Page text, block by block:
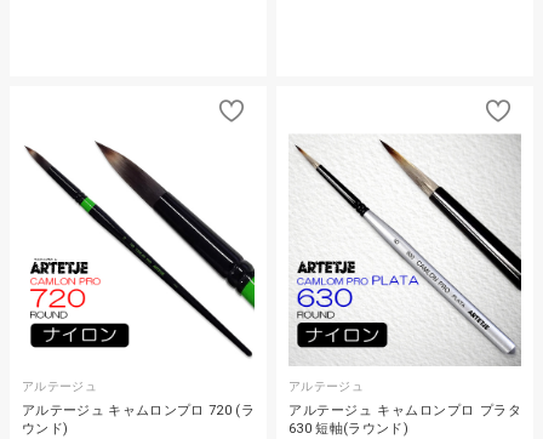
アルテージュ
アルテージュ キャムロンプロ 720 (ラ
ウンド)
アルテージュ
アルテージュ キャムロンプロ プラタ
630 短軸(ラウンド)